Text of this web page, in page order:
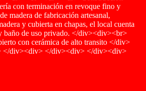
con terminación en revoque fino y
madera de fabricación artesanal,
y cubierta en chapas, el local cuenta
baño de uso privado. </div><div><br>
con cerámica de alto transito </div>
</div><div> </div><div> </div><div>